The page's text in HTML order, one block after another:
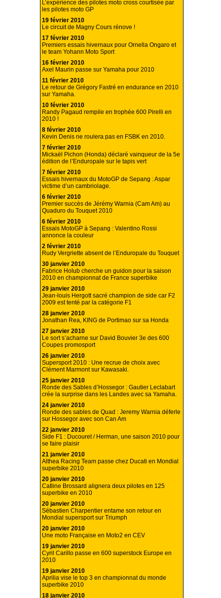
L’expérience des pilotes moto cross courtisée par
les pilotes moto GP
19 février 2010
Le circuit de Magny Cours rénove !
17 février 2010
Premiers essais hivernaux pour Ornella Ongaro et
le team Yohann Moto Sport
16 février 2010
Axel Maurin passe sur Yamaha pour 2010
11 février 2010
Le retour de Grégory Fastré en endurance en 2010
sur Yamaha.
10 février 2010
Randy Pagaud rempile en trophée 600 Pirelli en
2010 !
8 février 2010
Kevin Denis ne roulera pas en FSBK en 2010.
7 février 2010
Mickaël Pichon (Honda) déclaré vainqueur de la 5e
édition de l’Enduropale sur le tapis vert
7 février 2010
Essais hivernaux du MotoGP de Sepang : Aspar
victime d’un cambriolage.
6 février 2010
Premier succès de Jérémy Warnia (Cam Am) au
Quaduro du Touquet 2010
6 février 2010
Essais MotoGP à Sepang : Valentino Rossi
annonce la couleur
2 février 2010
Rudy Vergriette absent de l’Enduropale du Touquet
30 janvier 2010
Fabrice Holub cherche un guidon pour la saison
2010 en championnat de France superbike
29 janvier 2010
Jean-louis Hergott sacré champion de side car F2
2009 est tenté par la catégorie F1
28 janvier 2010
Jonathan Rea, KING de Portimao sur sa Honda
27 janvier 2010
Le sort s’acharne sur David Bouvier 3e des 600
Coupes promosport
26 janvier 2010
Supersport 2010 : Une recrue de choix avec
Clément Marmont sur Kawasaki.
25 janvier 2010
Ronde des Sables d’Hossegor : Gautier Leclabart
crée la surprise dans les Landes avec sa Yamaha.
24 janvier 2010
Ronde des sables de Quad : Jeremy Warnia déferle
sur Hossegor avec son Can Am
22 janvier 2010
Side F1 : Ducouret / Herman, une saison 2010 pour
se faire plaisir
21 janvier 2010
Althea Racing Team passe chez Ducati en Mondial
superbike 2010
20 janvier 2010
Catline Brossard alignera deux pilotes en 125
superbike en 2010
20 janvier 2010
Sébastien Charpentier entame son retour en
Mondial supersport sur Triumph
20 janvier 2010
Une moto Française en Moto2 en CEV
19 janvier 2010
Cyril Carillo passe en 600 superstock Europe en
2010
19 janvier 2010
Aprilia vise le top 3 en championnat du monde
superbike 2010
18 janvier 2010